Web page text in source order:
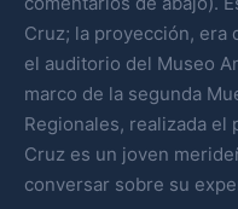
Cruz; la proyección, era
el auditorio del Museo
marco de la segunda
Regionales, realizada el
Cruz es un joven
conversar sobre su